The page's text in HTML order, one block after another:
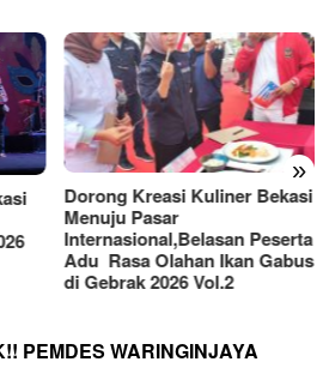
»
FWJ Indonesia Resmi
Laporkan RSP dengan Pasal
UU ITE
PEMDES WARINGINJAYA